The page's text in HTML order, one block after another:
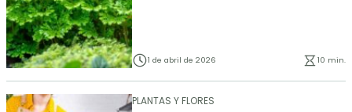
1 de abril de 2026 10 min.
PLANTAS Y FLORES